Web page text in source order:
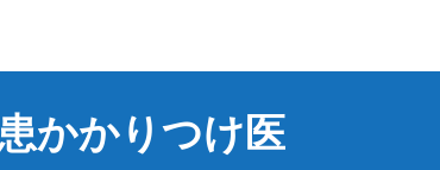
かかりつけ医